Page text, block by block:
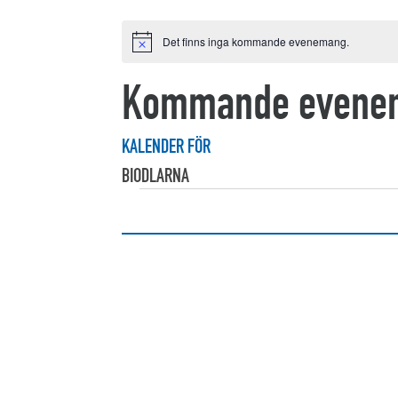
Notis Det finns inga kommande evenemang.
Kommande
KALENDER FÖR
BIODLARNA